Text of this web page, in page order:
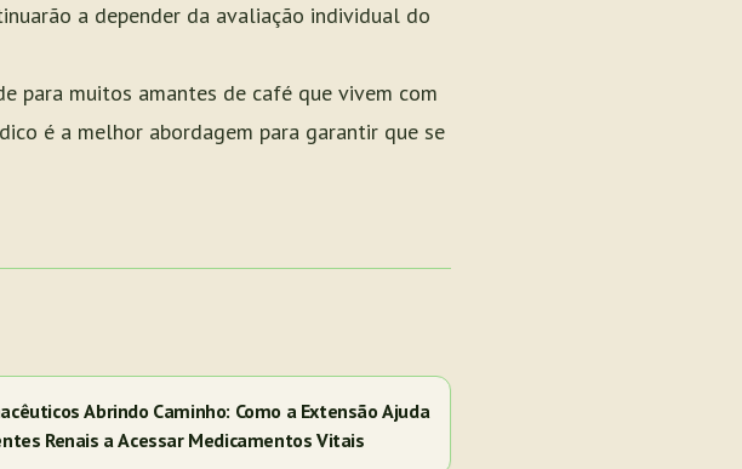
a depender da avaliação individual do
para muitos amantes de café que vivem com
é a melhor abordagem para garantir que se
Abrindo Caminho: Como a Extensão Ajuda
Renais a Acessar Medicamentos Vitais